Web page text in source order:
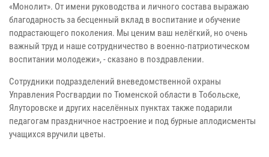
«Монолит». От имени руководства и личного состава выражаю
благодарность за бесценный вклад в воспитание и обучение
подрастающего поколения. Мы ценим ваш нелёгкий, но очень
важный труд и наше сотрудничество в военно-патриотическом
воспитании молодежи», - сказано в поздравлении.
Сотрудники подразделений вневедомственной охраны
Управления Росгвардии по Тюменской области в Тобольске,
Ялуторовске и других населённых пунктах также подарили
педагогам праздничное настроение и под бурные аплодисменты
учащихся вручили цветы.